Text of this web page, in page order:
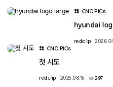
STLs
CNC PICs
hyundai
redclip
CNC PICs
첫 시도
redclip 2025.08.15 297